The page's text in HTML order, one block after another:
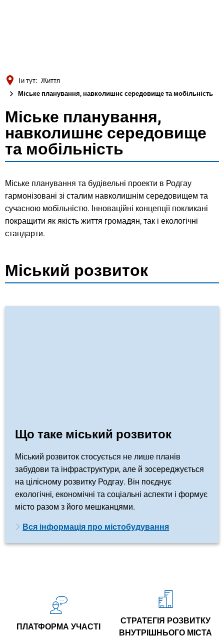
Русский
Deutsch MENÜ
Ти тут: Життя
Міське планування, навколишнє середовище та мобільність
Міське
планування,
навколишнє
середовище
та
мобільність
Міське планування,
навколишнє середовище
та мобільність
Міське планування та будівельні проекти в Родгау
гармонізовані зі сталим навколишнім середовищем та
сучасною мобільністю. Інноваційні концепції покликані
покращити як якість життя громадян, так і екологічні
стандарти.
Міський розвиток
Що таке міський розвиток
Міський розвиток стосується не лише планів
забудови та інфраструктури, але й зосереджується
на цілісному розвитку Родгау. Він поєднує
екологічні, економічні та соціальні аспекти і формує
місто разом з його мешканцями.
Вся інформація про містобудування
ПЛАТФОРМА УЧАСТІ
СТРАТЕГІЯ РОЗВИТКУ
ВНУТРІШНЬОГО МІСТА